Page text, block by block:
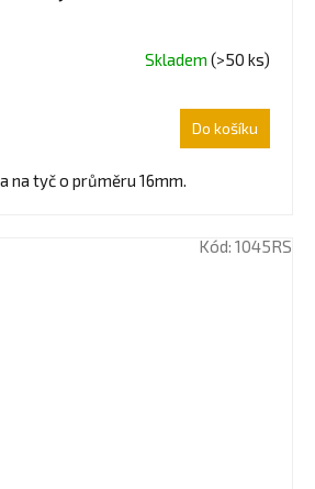
Skladem(>50 ks)
Do košíku
na tyč o průměru 16mm.
Kód: 1045RS